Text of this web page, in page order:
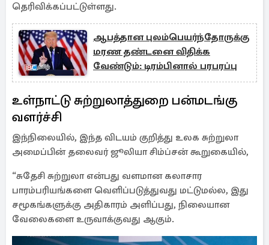
தெரிவிக்கப்பட்டுள்ளது.
ஆபத்தான புலம்பெயர்ந்தோருக்கு
மரண தண்டனை விதிக்க
வேண்டும்: டிரம்பினால் பரபரப்பு
உள்நாட்டு சுற்றுலாத்துறை பன்மடங்கு
வளர்ச்சி
இந்நிலையில், இந்த விடயம் குறித்து உலக சுற்றுலா
அமைப்பின் தலைவர் ஜூலியா சிம்ப்சன் கூறுகையில்,
“சுதேசி சுற்றுலா என்பது வளமான கலாசார
பாரம்பரியங்களை வெளிப்படுத்துவது மட்டுமல்ல, இது
சமூகங்களுக்கு அதிகாரம் அளிப்பது, நிலையான
வேலைகளை உருவாக்குவது ஆகும்.